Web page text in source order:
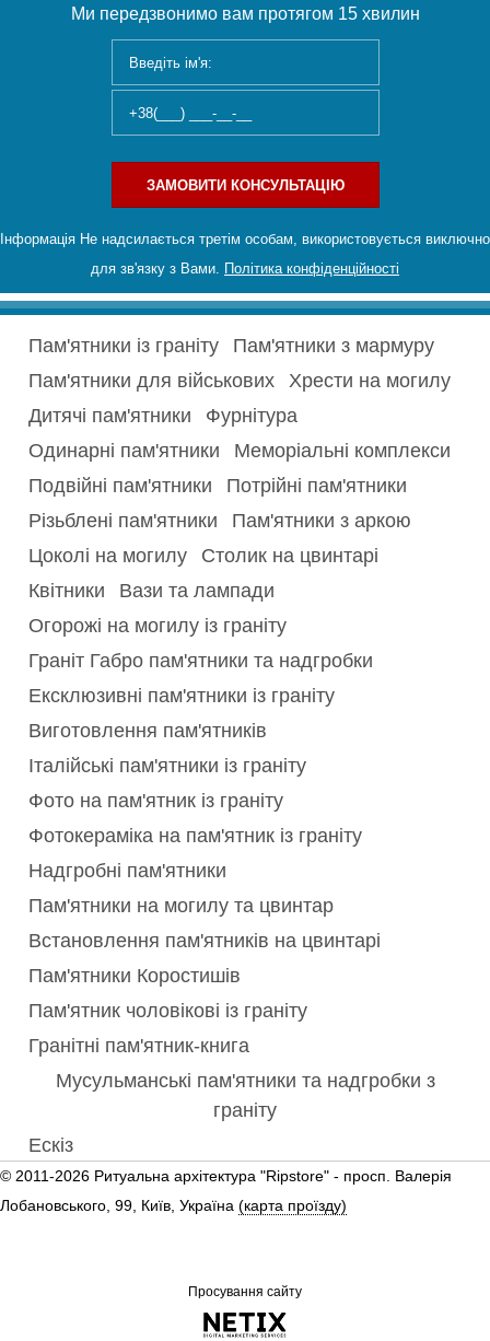
Ми передзвонимо вам протягом 15 хвилин
ЗАМОВИТИ КОНСУЛЬТАЦІЮ
Інформація Не надсилається третім особам, використовується виключно
для зв'язку з Вами. Політика конфіденційності
Пам'ятники із граніту
Пам'ятники з мармуру
Пам'ятники для військових
Хрести на могилу
Дитячі пам'ятники
Фурнітура
Одинарні пам'ятники
Меморіальні комплекси
Подвійні пам'ятники
Потрійні пам'ятники
Різьблені пам'ятники
Пам'ятники з аркою
Цоколі на могилу
Столик на цвинтарі
Квітники
Вази та лампади
Огорожі на могилу із граніту
Граніт Габро пам'ятники та надгробки
Ексклюзивні пам'ятники із граніту
Виготовлення пам'ятників
Італійські пам'ятники із граніту
Фото на пам'ятник із граніту
Фотокераміка на пам'ятник із граніту
Надгробні пам'ятники
Пам'ятники на могилу та цвинтар
Встановлення пам'ятників на цвинтарі
Пам'ятники Коростишів
Пам'ятник чоловікові із граніту
Гранітні пам'ятник-книга
Мусульманські пам'ятники та надгробки з
граніту
Ескіз
© 2011-2026 Ритуальна архітектура "Ripstore" - просп. Валерія
Лобановського, 99, Київ, Україна (карта проїзду)
Просування сайту